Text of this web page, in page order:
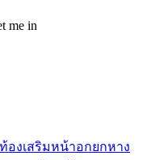
me in
องเสริมหน้าอกยกหาง